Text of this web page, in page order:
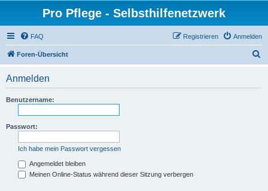
Pro Pflege - Selbsthilfenetzwerk
FAQ Anmelden
Registrieren
Foren-Übersicht
Anmelden
Benutzername:
Passwort:
Ich habe mein Passwort vergessen
Angemeldet bleiben
Meinen Online-Status während dieser Sitzung verbergen